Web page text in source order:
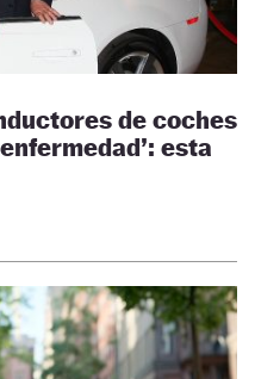
de coches
esta